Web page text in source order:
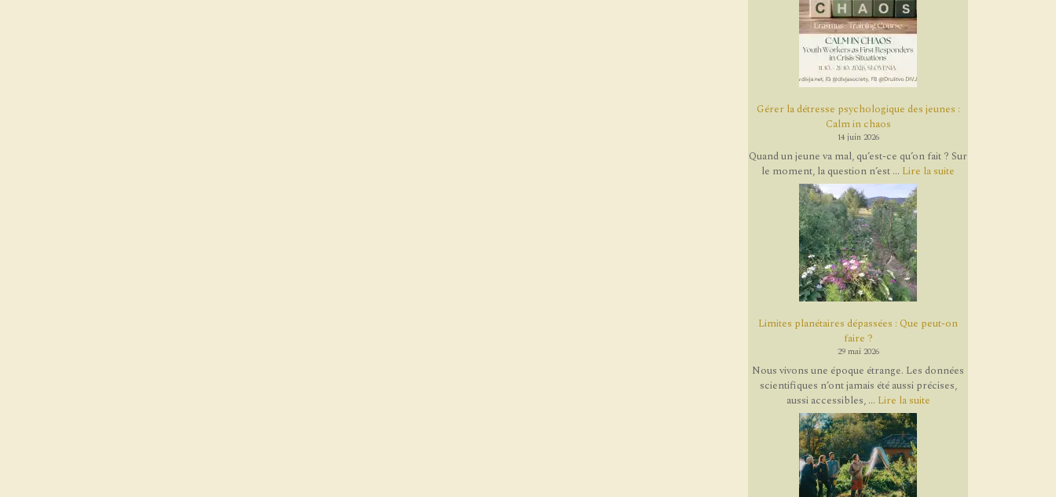
Gérer la détresse psychologique des jeunes :
Calm in chaos
14 juin 2026
Quand un jeune va mal, qu’est-ce qu’on fait ? Sur
le moment, la question n’est ... Lire la suite
Limites planétaires dépassées : Que peut-on
faire ?
29 mai 2026
Nous vivons une époque étrange. Les données
scientifiques n’ont jamais été aussi précises,
aussi accessibles, ... Lire la suite